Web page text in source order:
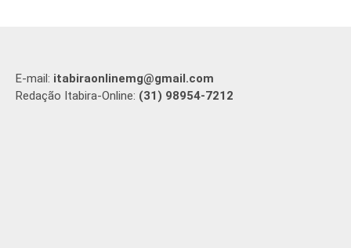
E-mail: itabiraonlinemg@gmail.com
Redação Itabira-Online: (31) 98954-7212